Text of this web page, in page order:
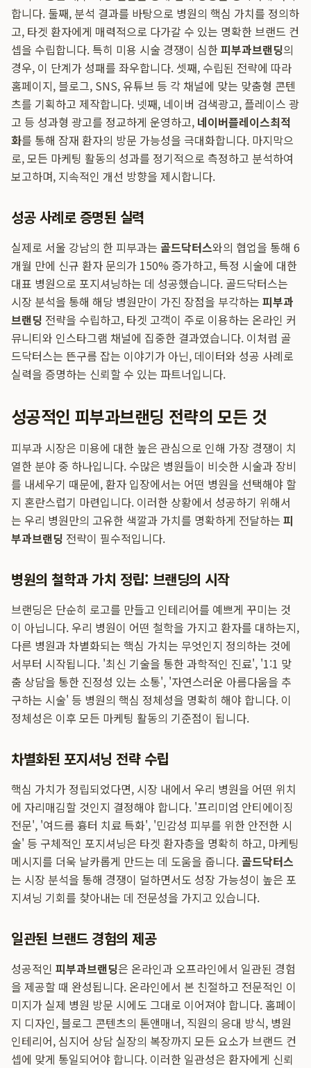
합니다. 둘째, 분석 결과를 바탕으로 병원의 핵심 가치를 정의하
고, 타겟 환자에게 매력적으로 다가갈 수 있는 명확한 브랜드 컨
셉을 수립합니다. 특히 미용 시술 경쟁이 심한피부과브랜딩의
경우, 이 단계가 성패를 좌우합니다. 셋째, 수립된 전략에 따라
홈페이지, 블로그, SNS, 유튜브 등 각 채널에 맞는 맞춤형 콘텐
츠를 기획하고 제작합니다. 넷째, 네이버 검색광고, 플레이스 광
고 등 성과형 광고를 정교하게 운영하고, 네이버플레이스최적
화를 통해 잠재 환자의 방문 가능성을 극대화합니다. 마지막으
로, 모든 마케팅 활동의 성과를 정기적으로 측정하고 분석하여
보고하며, 지속적인 개선 방향을 제시합니다.
성공 사례로 증명된 실력
실제로 서울 강남의 한 피부과는 골드닥터스와의 협업을 통해 6
개월 만에 신규 환자 문의가 150% 증가하고, 특정 시술에 대한
대표 병원으로 포지셔닝하는 데 성공했습니다. 골드닥터스는
시장 분석을 통해 해당 병원만이 가진 장점을 부각하는 피부과
브랜딩 전략을 수립하고, 타겟 고객이 주로 이용하는 온라인 커
뮤니티와 인스타그램 채널에 집중한 결과였습니다. 이처럼 골
드닥터스는 뜬구름 잡는 이야기가 아닌, 데이터와 성공 사례로
실력을 증명하는 신뢰할 수 있는 파트너입니다.
성공적인 피부과브랜딩 전략의 모든 것
피부과 시장은 미용에 대한 높은 관심으로 인해 가장 경쟁이 치
열한 분야 중 하나입니다. 수많은 병원들이 비슷한 시술과 장비
를 내세우기 때문에, 환자 입장에서는 어떤 병원을 선택해야 할
지 혼란스럽기 마련입니다. 이러한 상황에서 성공하기 위해서
는 우리 병원만의 고유한 색깔과 가치를 명확하게 전달하는 피
부과브랜딩 전략이 필수적입니다.
병원의 철학과 가치 정립: 브랜딩의 시작
브랜딩은 단순히 로고를 만들고 인테리어를 예쁘게 꾸미는 것
이 아닙니다. 우리 병원이 어떤 철학을 가지고 환자를 대하는지,
다른 병원과 차별화되는 핵심 가치는 무엇인지 정의하는 것에
서부터 시작됩니다. '최신 기술을 통한 과학적인 진료', '1:1 맞
춤 상담을 통한 진정성 있는 소통', '자연스러운 아름다움을 추
구하는 시술' 등 병원의 핵심 정체성을 명확히 해야 합니다. 이
정체성은 이후 모든 마케팅 활동의 기준점이 됩니다.
차별화된 포지셔닝 전략 수립
핵심 가치가 정립되었다면, 시장 내에서 우리 병원을 어떤 위치
에 자리매김할 것인지 결정해야 합니다. '프리미엄 안티에이징
전문', '여드름 흉터 치료 특화', '민감성 피부를 위한 안전한 시
술' 등 구체적인 포지셔닝은 타겟 환자층을 명확히 하고, 마케팅
메시지를 더욱 날카롭게 만드는 데 도움을 줍니다. 골드닥터스
는 시장 분석을 통해 경쟁이 덜하면서도 성장 가능성이 높은 포
지셔닝 기회를 찾아내는 데 전문성을 가지고 있습니다.
일관된 브랜드 경험의 제공
성공적인 피부과브랜딩은 온라인과 오프라인에서 일관된 경험
을 제공할 때 완성됩니다. 온라인에서 본 친절하고 전문적인 이
미지가 실제 병원 방문 시에도 그대로 이어져야 합니다. 홈페이
지 디자인, 블로그 콘텐츠의 톤앤매너, 직원의 응대 방식, 병원
인테리어, 심지어 상담 실장의 복장까지 모든 요소가 브랜드 컨
셉에 맞게 통일되어야 합니다. 이러한 일관성은 환자에게 신뢰